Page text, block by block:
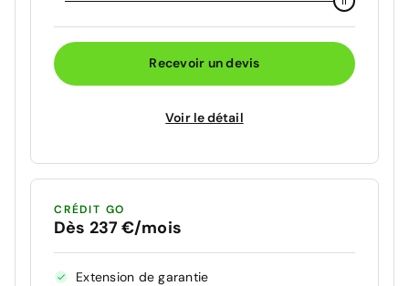
Recevoir un devis
Voir le détail
CRÉDIT GO
Dès 237 €/mois
Extension de garantie